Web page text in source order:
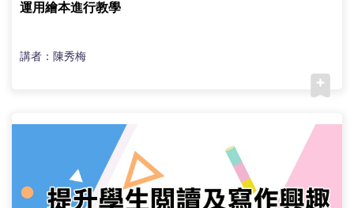
運用繪本進行教學
講者：陳秀梅